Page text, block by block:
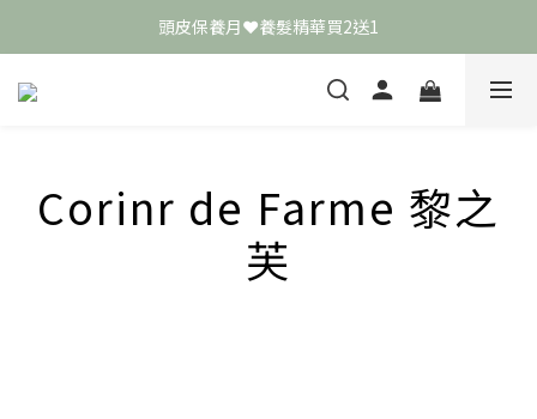
頭皮保養月❤️養髮精華買2送1
頭皮保養月❤️養髮精華買2送1
敏弱肌極簡保養學 ❤️ 舒敏霜買4送1
Corinr de Farme 黎之
芙